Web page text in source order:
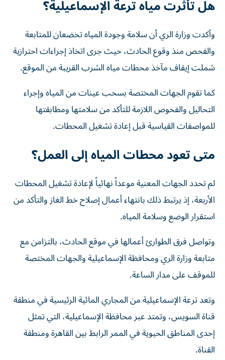
هل تأثرت مياه ترعة الإسماعيلية؟
وأكدت وزارة الري أن سلامة وجودة المياه تخضعان للمتابعة
والفحص منذ وقوع الحادث، حيث جرى اتخاذ إجراءات احترازية
شملت إيقاف مآخذ محطات مياه الشرب القريبة من الموقع.
كما تقوم الجهات المختصة بسحب عينات من المياه وإجراء
التحاليل والفحوص اللازمة للتأكد من سلامتها ومطابقتها
للمواصفات القياسية قبل إعادة تشغيل المحطات.
متى تعود محطات المياه إلى العمل؟
لم تحدد الجهات المعنية موعداً نهائياً لإعادة تشغيل المحطات
الأربعة، إذ يرتبط ذلك بانتهاء أعمال إصلاح خط الغاز والتأكد من
استقرار الوضع وسلامة المياه.
وتواصل فرق الطوارئ أعمالها في موقع الحادث، بالتزامن مع
متابعة وزارة الري ومحافظة الإسماعيلية والجهات المختصة
للموقف على مدار الساعة.
وتعد ترعة الإسماعيلية من المجاري المائية الرئيسية في منطقة
قناة السويس، وتمتد عبر محافظة الإسماعيلية، التي تمثل
إحدى المناطق الحيوية في الممر الرابط بين القاهرة ومنطقة
القناة.